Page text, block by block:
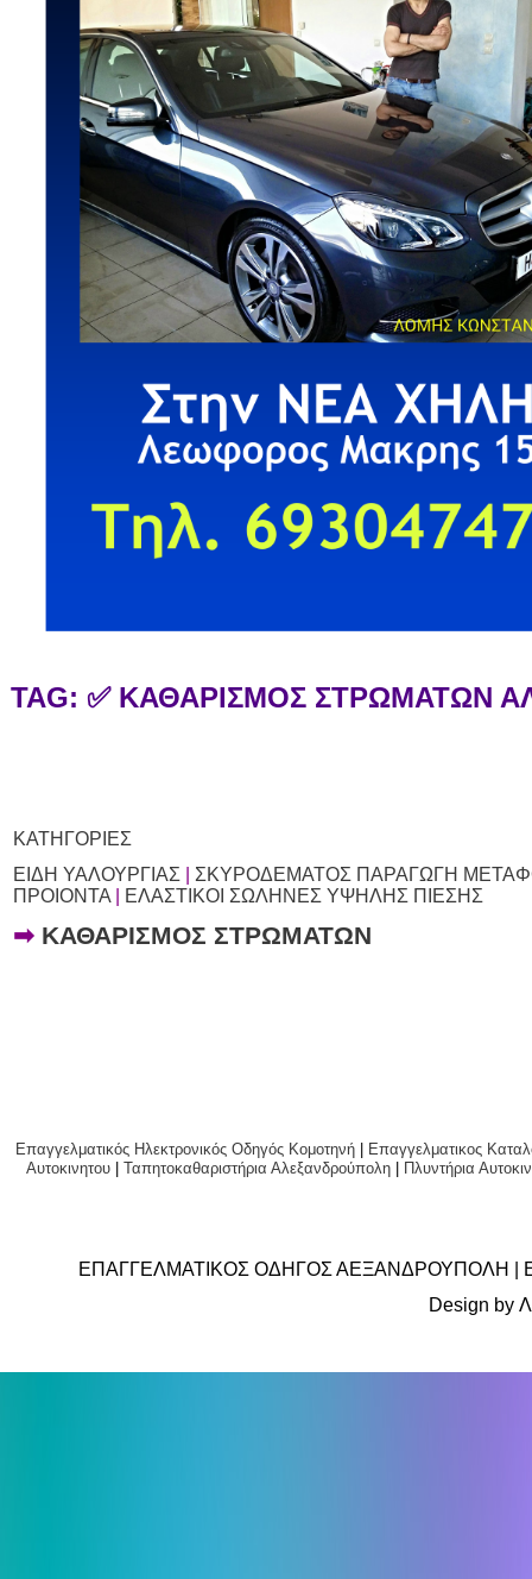
TAG: ✅ ΚΑΘΑΡΙΣΜΟΣ ΣΤΡΩΜΑΤΩΝ
ΚΑΤΗΓΟΡΙΕΣ
ΕΙΔΗ ΥΑΛΟΥΡΓΙΑΣ
ΣΚΥΡΟΔΕΜΑΤΟΣ ΠΑΡΑΓΩΓΗ
ΠΡΟΙΟΝΤΑ
ΕΛΑΣΤΙΚΟΙ ΣΩΛΗΝΕΣ ΥΨΗΛΗΣ ΠΙΕΣΗΣ
➡ ΚΑΘΑΡΙΣΜΟΣ ΣΤΡΩΜΑΤΩΝ
ΕΠΑΓΓΕΛΜΑΤΙΚΟΣ ΟΔΗΓΟΣ ΑΕΞΑΝΔΡΟΥΠΟΛΗ
Design by
Επαγγελματικός Ηλεκτρονικός Οδηγός Κομοτηνή
Επαγγελματικος
Αυτοκινητου |Ταπητοκαθαριστήρια Αλεξανδρούπολη Πλυντήρια